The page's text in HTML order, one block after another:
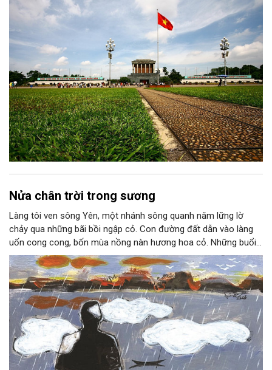
thành niềm tin, thành nhận thức chung của mỗi người dân.
Nửa chân trời trong sương
Làng tôi ven sông Yên, một nhánh sông quanh năm lững lờ
chảy qua những bãi bồi ngập cỏ. Con đường đất dẫn vào làng
uốn cong cong, bốn mùa nồng nàn hương hoa cỏ. Những buổi
hoàng hôn, khi nắng đã dịu xuống phía cuối sông, đám hoa tím
lại thẫm màu như có ai vừa rắc lên một lớp khói.